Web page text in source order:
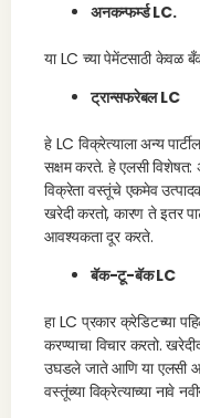
अनकन्फर्म्ड LC.
या LC च्या पेमेंटसाठी केवळ
ट्रान्सफरेबल LC
हे LC विक्रेत्याला अन्य
सक्षम करते. हे एलसी
विक्रेता वस्तूंचे एकमेव
खरेदी करतो, कारण ते इतर
आवश्यकता दूर करते.
बॅक-टू-बॅक LC
हा LC प्रकार क्रेडिटच्या
करण्याचा विचार करतो.
उघडले जाते आणि या एलसी
वस्तूंच्या विक्रेत्याच्या नावे